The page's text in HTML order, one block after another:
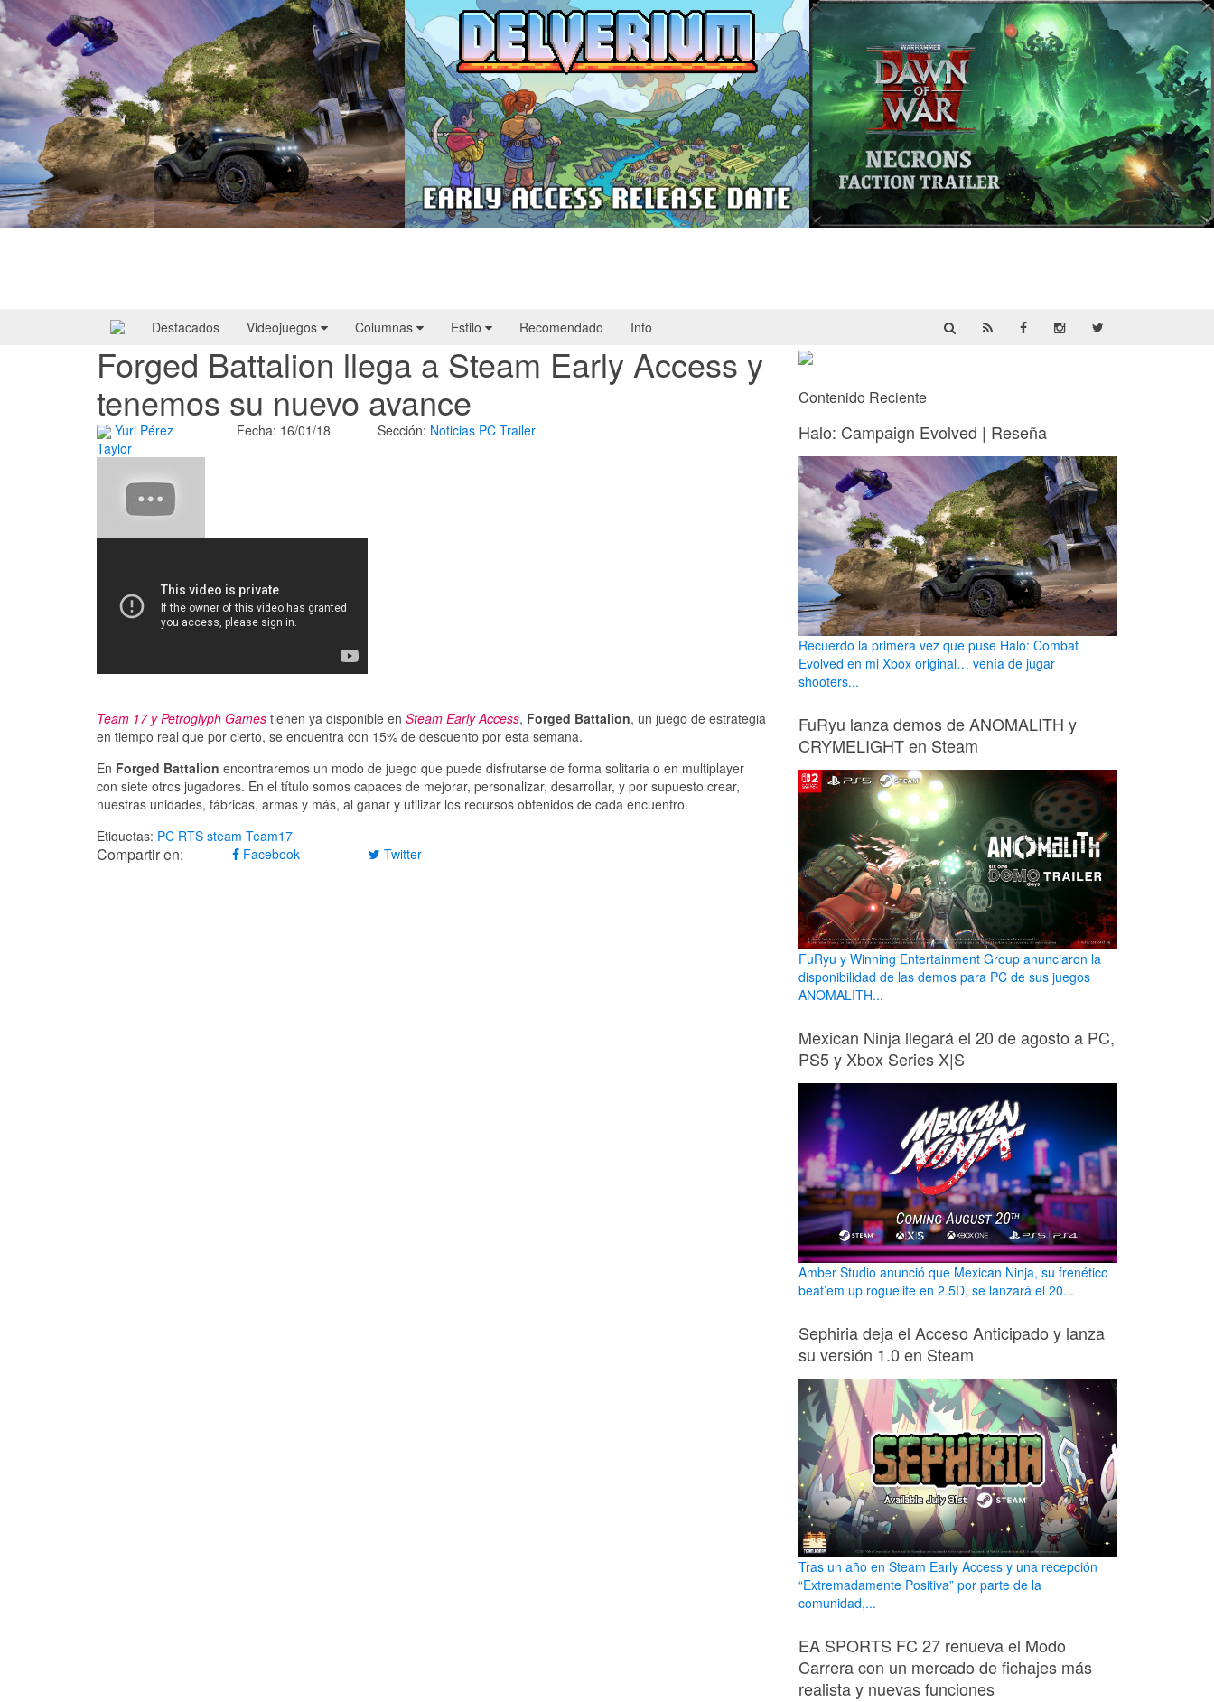
Destacados Videojuegos Columnas Estilo Recomendado Info
Forged Battalion llega a Steam Early Access y
tenemos su nuevo avance
Yuri Pérez
Taylor
Fecha: 16/01/18 Sección: Noticias PC Trailer
Team 17 y Petroglyph Games tienen ya disponible en Steam Early Access, Forged Battalion, un juego de estrategia
en tiempo real que por cierto, se encuentra con 15% de descuento por esta semana.
En Forged Battalion encontraremos un modo de juego que puede disfrutarse de forma solitaria o en multiplayer
con siete otros jugadores. En el título somos capaces de mejorar, personalizar, desarrollar, y por supuesto crear,
nuestras unidades, fábricas, armas y más, al ganar y utilizar los recursos obtenidos de cada encuentro.
Etiquetas: PC RTS steam Team17
Compartir en: Facebook Twitter
Contenido Reciente
Halo: Campaign Evolved | Reseña
Recuerdo la primera vez que puse Halo: Combat
Evolved en mi Xbox original… venía de jugar
shooters...
FuRyu lanza demos de ANOMALITH y
CRYMELIGHT en Steam
FuRyu y Winning Entertainment Group anunciaron la
disponibilidad de las demos para PC de sus juegos
ANOMALITH...
Mexican Ninja llegará el 20 de agosto a PC,
PS5 y Xbox Series X|S
Amber Studio anunció que Mexican Ninja, su frenético
beat’em up roguelite en 2.5D, se lanzará el 20...
Sephiria deja el Acceso Anticipado y lanza
su versión 1.0 en Steam
Tras un año en Steam Early Access y una recepción
“Extremadamente Positiva” por parte de la
comunidad,...
EA SPORTS FC 27 renueva el Modo
Carrera con un mercado de fichajes más
realista y nuevas funciones